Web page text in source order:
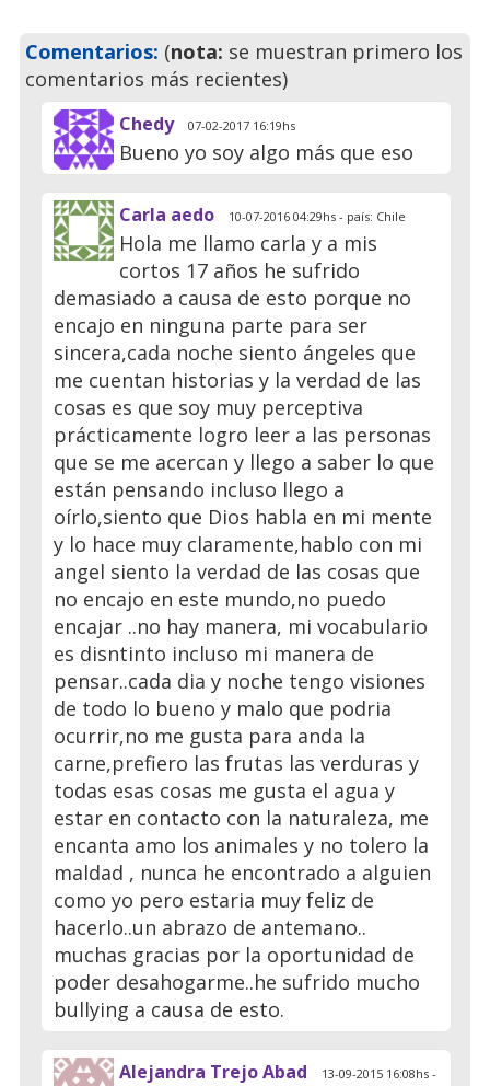
Comentarios: (nota: se muestran primero los
comentarios más recientes)
Chedy 07-02-2017 16:19hs
Bueno yo soy algo más que eso
Carla aedo 10-07-2016 04:29hs - país: Chile
Hola me llamo carla y a mis
cortos 17 años he sufrido
demasiado a causa de esto porque no
encajo en ninguna parte para ser
sincera,cada noche siento ángeles que
me cuentan historias y la verdad de las
cosas es que soy muy perceptiva
prácticamente logro leer a las personas
que se me acercan y llego a saber lo que
están pensando incluso llego a
oírlo,siento que Dios habla en mi mente
y lo hace muy claramente,hablo con mi
angel siento la verdad de las cosas que
no encajo en este mundo,no puedo
encajar ..no hay manera, mi vocabulario
es disntinto incluso mi manera de
pensar..cada dia y noche tengo visiones
de todo lo bueno y malo que podria
ocurrir,no me gusta para anda la
carne,prefiero las frutas las verduras y
todas esas cosas me gusta el agua y
estar en contacto con la naturaleza, me
encanta amo los animales y no tolero la
maldad , nunca he encontrado a alguien
como yo pero estaria muy feliz de
hacerlo..un abrazo de antemano..
muchas gracias por la oportunidad de
poder desahogarme..he sufrido mucho
bullying a causa de esto.
Alejandra Trejo Abad 13-09-2015 16:08hs -